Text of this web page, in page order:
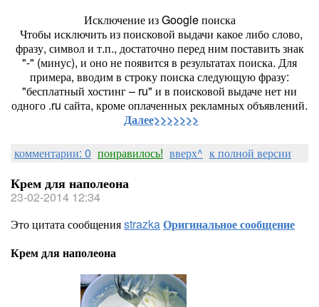
Исключение из Google поиска
Чтобы исключить из поисковой выдачи какое либо слово,
фразу, символ и т.п., достаточно перед ним поставить знак
"-" (минус), и оно не появится в результатах поиска. Для
примера, вводим в строку поиска следующую фразу:
"бесплатный хостинг – ru" и в поисковой выдаче нет ни
одного .ru сайта, кроме оплаченных рекламных объявлений.
Далее>>>>>>>
комментарии: 0 понравилось! вверх^ к полной версии
Крем для наполеона
23-02-2014 12:34
Это цитата сообщенияstrazkaОригинальное сообщение
Крем для наполеона